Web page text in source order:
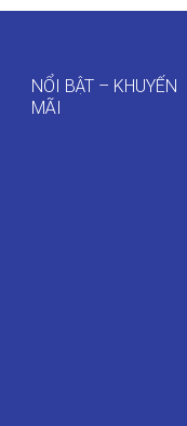
NỔI BẬT – KHUYẾN
MÃI